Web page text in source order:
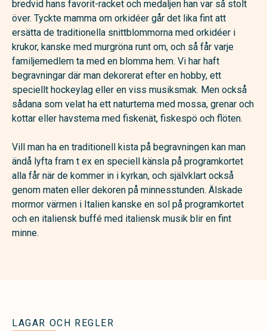
bredvid hans favorit-racket och medaljen han var så stolt
över. Tyckte mamma om orkidéer går det lika fint att
ersätta de traditionella snittblommorna med orkidéer i
krukor, kanske med murgröna runt om, och så får varje
familjemedlem ta med en blomma hem. Vi har haft
begravningar där man dekorerat efter en hobby, ett
speciellt hockeylag eller en viss musiksmak. Men också
sådana som velat ha ett naturtema med mossa, grenar och
kottar eller havstema med fiskenät, fiskespö och flöten.
Vill man ha en traditionell kista på begravningen kan man
ändå lyfta fram t ex en speciell känsla på programkortet
alla får när de kommer in i kyrkan, och självklart också
genom maten eller dekoren på minnesstunden. Älskade
mormor värmen i Italien kanske en sol på programkortet
och en italiensk buffé med italiensk musik blir en fint
minne.
LAGAR OCH REGLER